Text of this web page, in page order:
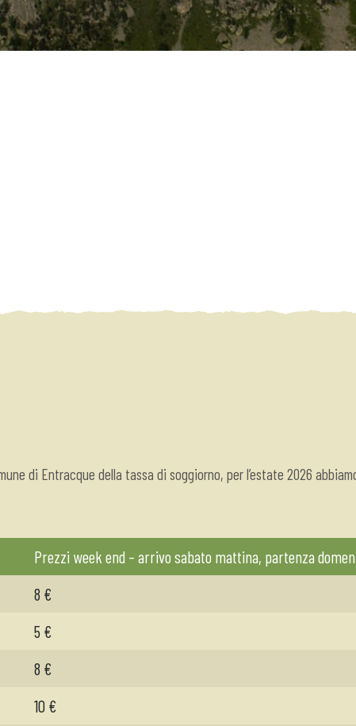
di Entracque della tassa di soggiorno, per l’estate 2026
Prezzi week end – arrivo sabato mattina, partenza
8 €
5 €
8 €
10 €